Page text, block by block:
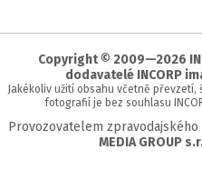
Copyright © 2009—2026
dodavatelé INCORP
Jakékoliv užití obsahu včetně
fotografií je bez souhlasu
Provozovatelem
MEDIA GROUP